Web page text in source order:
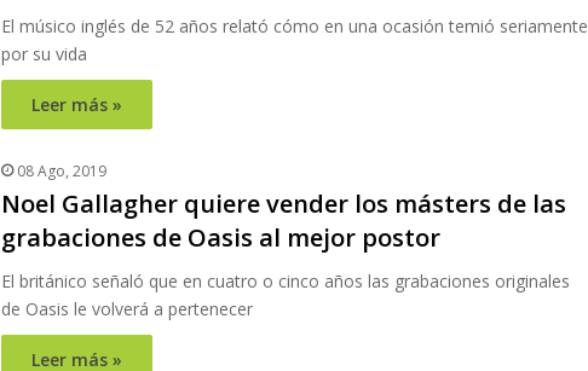
El músico inglés de 52 años relató cómo en una ocasión temió seriamente
por su vida
Leer más »
08 Ago, 2019
Noel Gallagher quiere vender los másters de las
grabaciones de Oasis al mejor postor
El británico señaló que en cuatro o cinco años las grabaciones originales
de Oasis le volverá a pertenecer
Leer más »